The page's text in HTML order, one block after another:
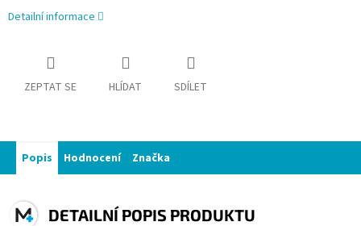
Detailní informace
ZEPTAT SE HLÍDAT SDÍLET
Popis Hodnocení Značka
DETAILNÍ POPIS PRODUKTU